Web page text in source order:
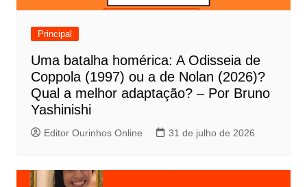
d
Principal
Uma batalha homérica: A Odisseia de
Coppola (1997) ou a de Nolan (2026)?
Qual a melhor adaptação? – Por Bruno
Yashinishi
Editor Ourinhos Online 31 de julho de 2026